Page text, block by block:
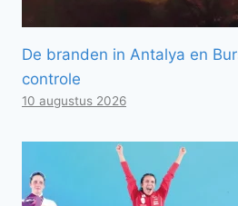
De branden in Antalya en
controle
10 augustus 2026